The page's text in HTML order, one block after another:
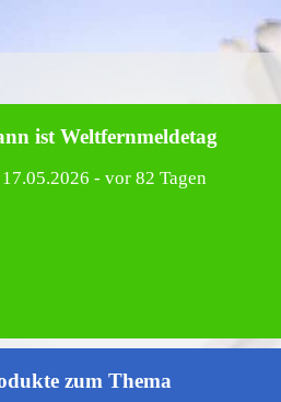
ist Weltfernmeldetag
17.05.2026 - vor 82 Tagen
zum Thema